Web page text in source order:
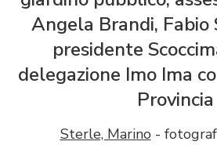
Angela Brandi, Fabio
presidente
delegazione Imo Ima
Provincia
Sterle, Marino-